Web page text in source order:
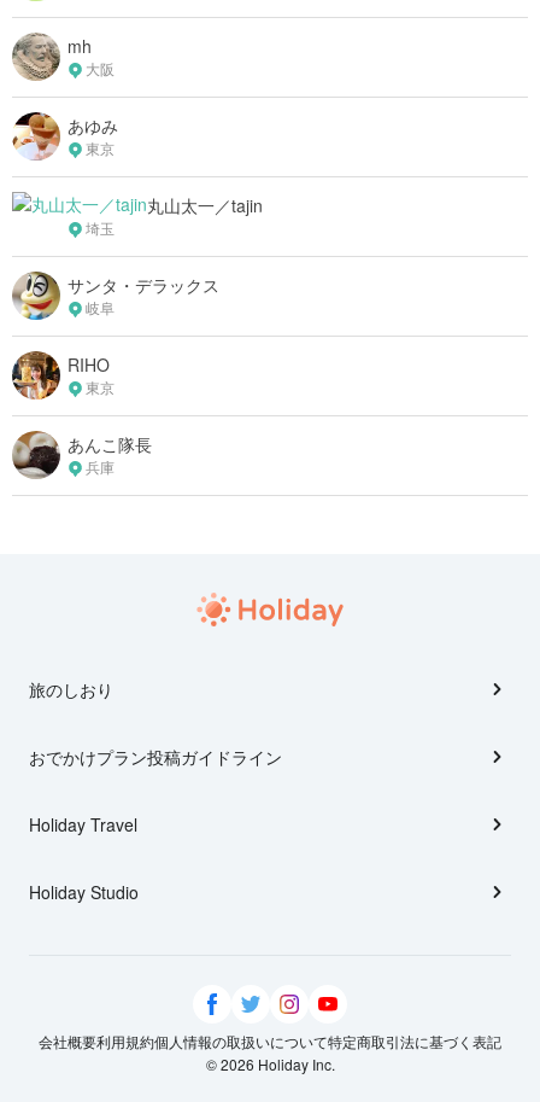
mh
大阪
あゆみ
東京
丸山太一／tajin
埼玉
サンタ・デラックス
岐阜
RIHO
東京
あんこ隊長
兵庫
旅のしおり
おでかけプラン投稿ガイドライン
Holiday Travel
Holiday Studio
会社概要利用規約個人情報の取扱いについて特定商取引法に基づく表記
© 2026 Holiday Inc.